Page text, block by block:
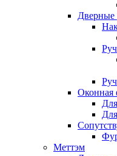
Дверные
Оконная
Меттэм